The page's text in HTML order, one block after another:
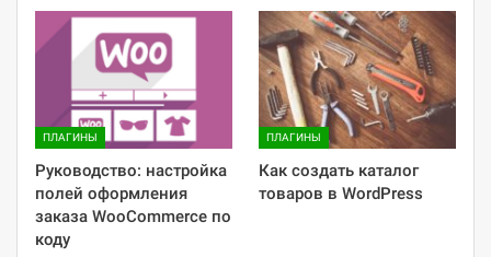
ПЛАГИНЫ
Руководство: настройка
полей оформления
заказа WooCommerce по
коду
ПЛАГИНЫ
Как создать каталог
товаров в WordPress